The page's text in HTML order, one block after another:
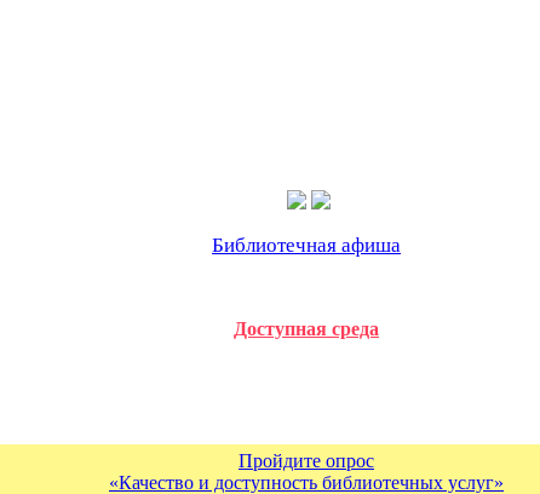
Библиотечная афиша
Доступная среда
Пройдите опрос
«Качество и доступность библиотечных услуг»